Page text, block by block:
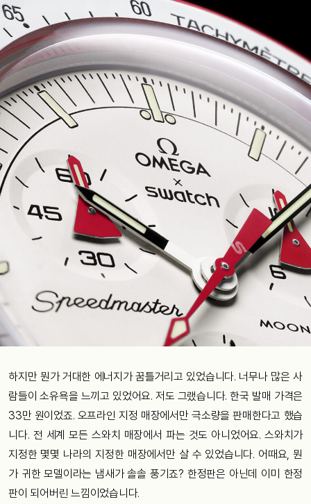
하지만 뭔가 거대한 에너지가 꿈틀거리고 있었습니다. 너무나 많은 사
람들이 소유욕을 느끼고 있었어요. 저도 그랬습니다. 한국 발매 가격은
33만 원이었죠. 오프라인 지정 매장에서만 극소량을 판매한다고 했습
니다. 전 세계 모든 스와치 매장에서 파는 것도 아니었어요. 스와치가
지정한 몇몇 나라의 지정한 매장에서만 살 수 있었습니다. 어때요, 뭔
가 귀한 모델이라는 냄새가 솔솔 풍기죠? 한정판은 아닌데 이미 한정
판이 되어버린 느낌이었습니다.